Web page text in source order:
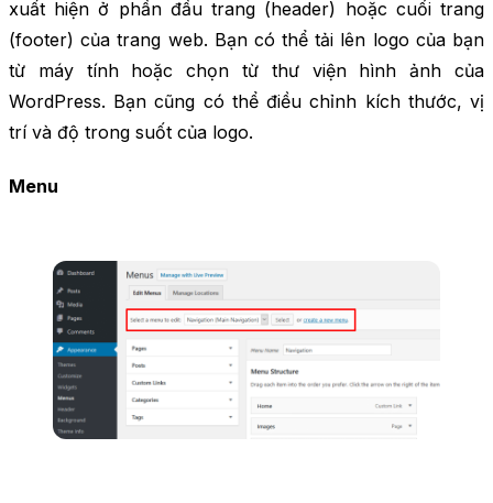
xuất hiện ở phần đầu trang (header) hoặc cuối trang
(footer) của trang web. Bạn có thể tải lên logo của bạn
từ máy tính hoặc chọn từ thư viện hình ảnh của
WordPress. Bạn cũng có thể điều chỉnh kích thước, vị
trí và độ trong suốt của logo.
Menu